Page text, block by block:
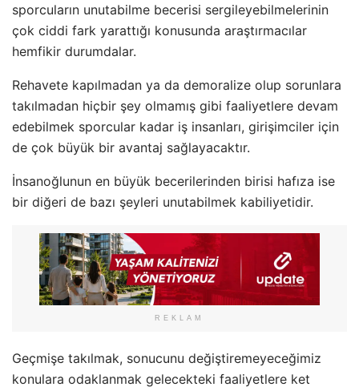
sporcuların unutabilme becerisi sergileyebilmelerinin
çok ciddi fark yarattığı konusunda araştırmacılar
hemfikir durumdalar.
Rehavete kapılmadan ya da demoralize olup sorunlara
takılmadan hiçbir şey olmamış gibi faaliyetlere devam
edebilmek sporcular kadar iş insanları, girişimciler için
de çok büyük bir avantaj sağlayacaktır.
İnsanoğlunun en büyük becerilerinden birisi hafıza ise
bir diğeri de bazı şeyleri unutabilmek kabiliyetidir.
REKLAM
Geçmişe takılmak, sonucunu değiştiremeyeceğimiz
konulara odaklanmak gelecekteki faaliyetlere ket